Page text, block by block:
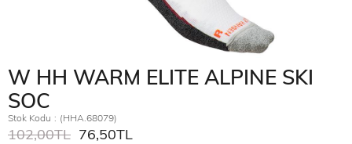
W HH WARM ELITE ALPINE SKI
SOC
Stok Kodu (HHA.68079)
102,00TL 76,50TL